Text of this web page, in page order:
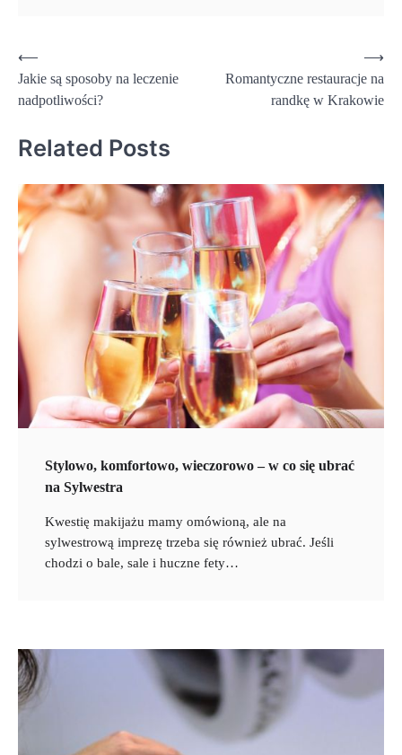
Nawigacja
wpisu
⟵
Jakie są sposoby na leczenie
nadpotliwości?
Romantyczne restauracje na
randkę w Krakowie
⟶
Related Posts
Stylowo, komfortowo, wieczorowo – w co się ubrać
na Sylwestra
Kwestię makijażu mamy omówioną, ale na
sylwestrową imprezę trzeba się również ubrać. Jeśli
chodzi o bale, sale i huczne fety…